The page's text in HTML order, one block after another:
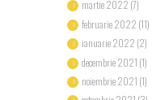
martie2022 (7)
februarie2022 (11)
ianuarie2022 (2)
decembrie2021 (1)
noiembrie2021 (1)